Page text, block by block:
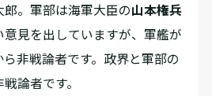
。軍部は海軍大臣の山本権兵
見を出していますが、軍艦が
非戦論者です。政界と軍部の
論者です。